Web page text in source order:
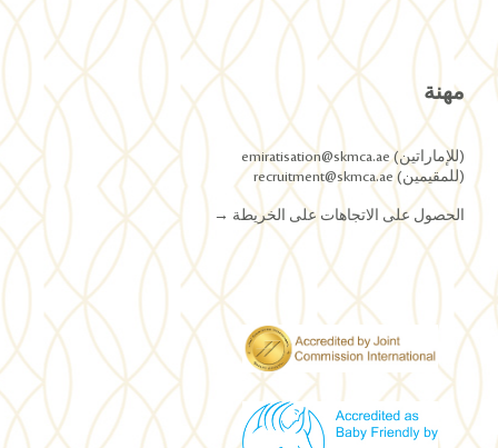
مهنة
(للإماراتين) emiratisation@skmca.ae
(للمقيمين) recruitment@skmca.ae
الحصول على الاتجاهات على الخريطة →